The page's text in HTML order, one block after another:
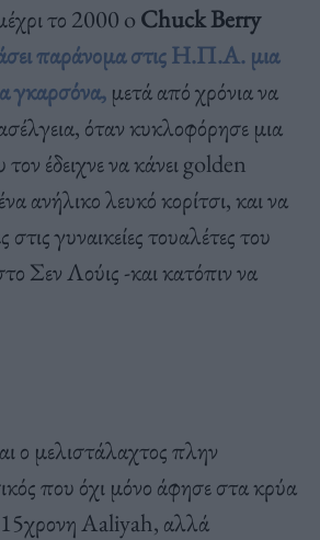
το 2000 o Chuck Berry
παράνομα στις Η.Π.Α. μια
γκαρσόνα,μετά από χρόνια να
όταν κυκλοφόρησε μια
έδειχνε να κάνει golden
ανήλικο λευκό κορίτσι, και να
στις γυναικείες τουαλέτες του
Σεν Λούις -και κατόπιν να
ο μελιστάλαχτος πλην
που όχι μόνο άφησε στα κρύα
Aaliyah, αλλά